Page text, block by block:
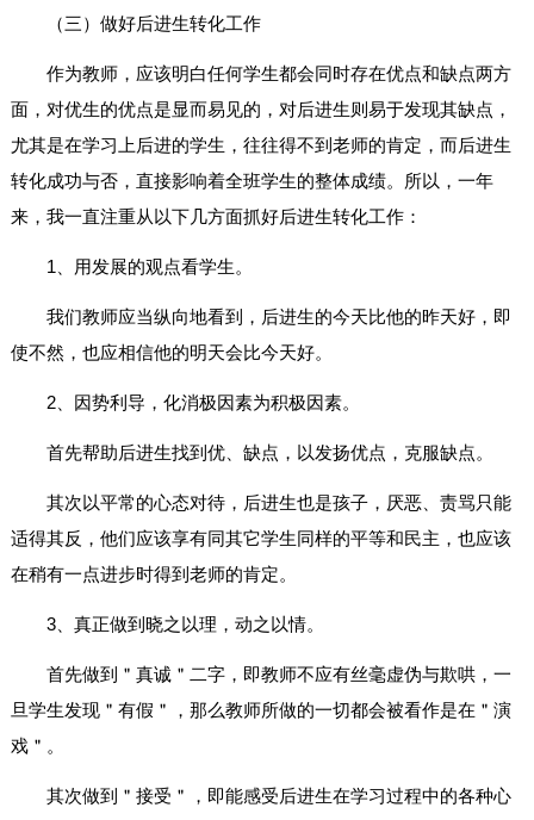
（三）做好后进生转化工作
作为教师，应该明白任何学生都会同时存在优点和缺点两方
面，对优生的优点是显而易见的，对后进生则易于发现其缺点，
尤其是在学习上后进的学生，往往得不到老师的肯定，而后进生
转化成功与否，直接影响着全班学生的整体成绩。所以，一年
来，我一直注重从以下几方面抓好后进生转化工作：
1、用发展的观点看学生。
我们教师应当纵向地看到，后进生的今天比他的昨天好，即
使不然，也应相信他的明天会比今天好。
2、因势利导，化消极因素为积极因素。
首先帮助后进生找到优、缺点，以发扬优点，克服缺点。
其次以平常的心态对待，后进生也是孩子，厌恶、责骂只能
适得其反，他们应该享有同其它学生同样的平等和民主，也应该
在稍有一点进步时得到老师的肯定。
3、真正做到晓之以理，动之以情。
首先做到＂真诚＂二字，即教师不应有丝毫虚伪与欺哄，一
旦学生发现＂有假＂，那么教师所做的一切都会被看作是在＂演
戏＂。
其次做到＂接受＂，即能感受后进生在学习过程中的各种心